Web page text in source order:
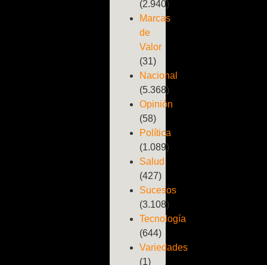
(2.940)
Marcas
de
Valor
(31)
Nacional
(5.368)
Opinión
(58)
Política
(1.089)
Salud
(427)
Sucesos
(3.108)
Tecnología
(644)
Variedades
(1)